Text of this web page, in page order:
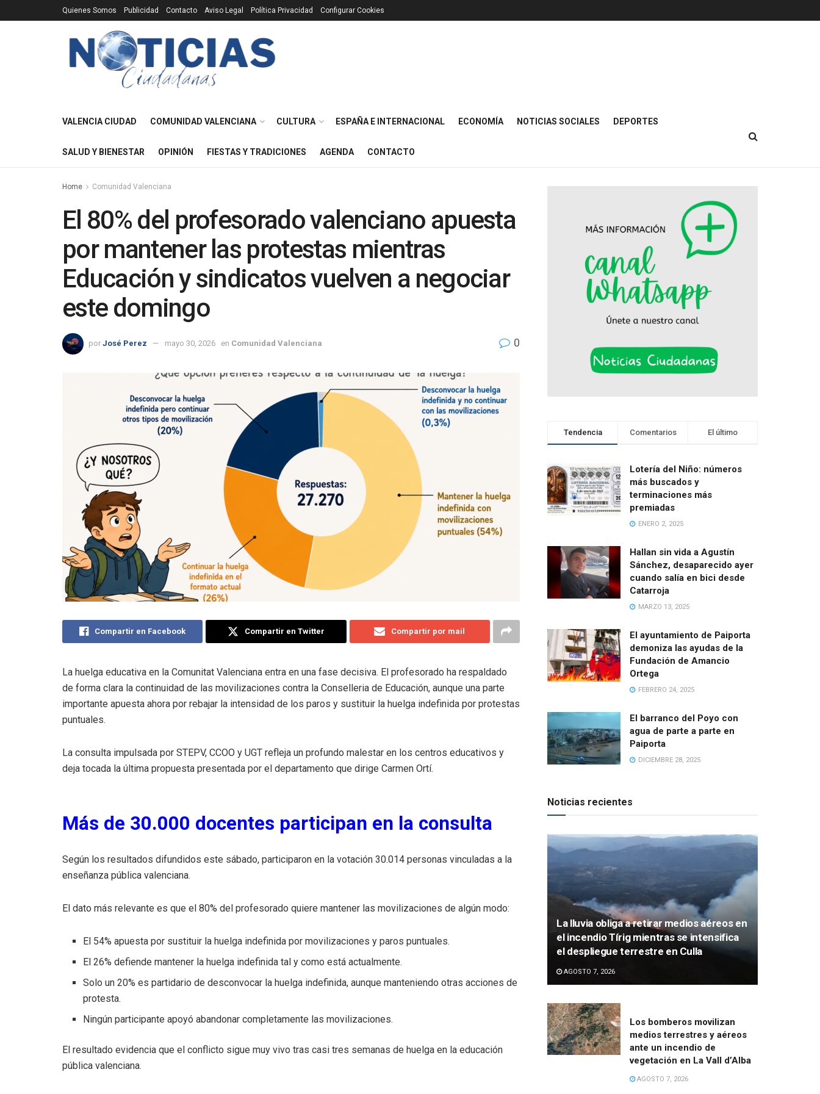
Quienes Somos Publicidad Contacto Aviso Legal Política Privacidad Configurar Cookies
VALENCIA CIUDAD COMUNIDAD VALENCIANA CULTURA ESPAÑA E INTERNACIONAL ECONOMÍA NOTICIAS SOCIALES DEPORTES
SALUD Y BIENESTAR OPINIÓN FIESTAS Y TRADICIONES AGENDA CONTACTO
Home Comunidad Valenciana
El 80% del profesorado valenciano apuesta
por mantener las protestas mientras
Educación y sindicatos vuelven a negociar
este domingo
por José Perez mayo 30, 2026 en Comunidad Valenciana 0
Compartir en Facebook Compartir en Twitter Compartir por mail
La huelga educativa en la Comunitat Valenciana entra en una fase decisiva. El profesorado ha respaldado
de forma clara la continuidad de las movilizaciones contra la Conselleria de Educación, aunque una parte
importante apuesta ahora por rebajar la intensidad de los paros y sustituir la huelga indefinida por protestas
puntuales.
La consulta impulsada por STEPV, CCOO y UGT refleja un profundo malestar en los centros educativos y
deja tocada la última propuesta presentada por el departamento que dirige Carmen Ortí.
Más de 30.000 docentes participan en la consulta
Según los resultados difundidos este sábado, participaron en la votación 30.014 personas vinculadas a la
enseñanza pública valenciana.
El dato más relevante es que el 80% del profesorado quiere mantener las movilizaciones de algún modo:
El 54% apuesta por sustituir la huelga indefinida por movilizaciones y paros puntuales.
El 26% defiende mantener la huelga indefinida tal y como está actualmente.
Solo un 20% es partidario de desconvocar la huelga indefinida, aunque manteniendo otras acciones de
protesta.
Ningún participante apoyó abandonar completamente las movilizaciones.
El resultado evidencia que el conflicto sigue muy vivo tras casi tres semanas de huelga en la educación
pública valenciana.
Tendencia Comentarios El último
Lotería del Niño: números
más buscados y
terminaciones más
premiadas
ENERO 2, 2025
Hallan sin vida a Agustín
Sánchez, desaparecido ayer
cuando salía en bici desde
Catarroja
MARZO 13, 2025
El ayuntamiento de Paiporta
demoniza las ayudas de la
Fundación de Amancio
Ortega
FEBRERO 24, 2025
El barranco del Poyo con
agua de parte a parte en
Paiporta
DICIEMBRE 28, 2025
Noticias recientes
La lluvia obliga a retirar medios aéreos en
el incendio Tírig mientras se intensifica
el despliegue terrestre en Culla
AGOSTO 7, 2026
Los bomberos movilizan
medios terrestres y aéreos
ante un incendio de
vegetación en La Vall d’Alba
AGOSTO 7, 2026